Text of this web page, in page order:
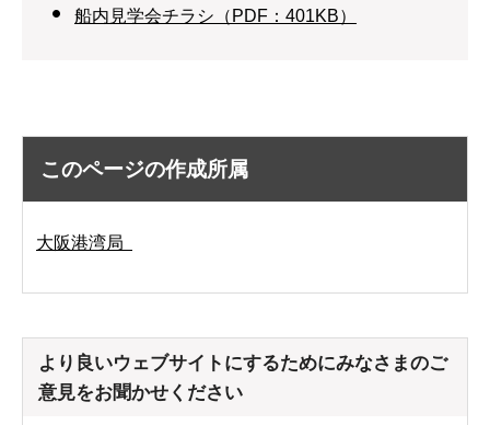
船内見学会チラシ（PDF：401KB）
このページの作成所属
大阪港湾局
より良いウェブサイトにするためにみなさまのご
意見をお聞かせください